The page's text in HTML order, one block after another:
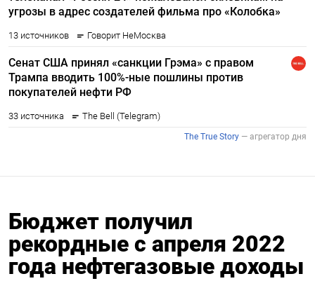
Бюджет получил
рекордные с апреля 2022
года нефтегазовые доходы